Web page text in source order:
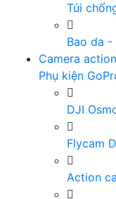
Túi
Bao da -
Camera action
Phụ kiện
DJI
Flycam
Action